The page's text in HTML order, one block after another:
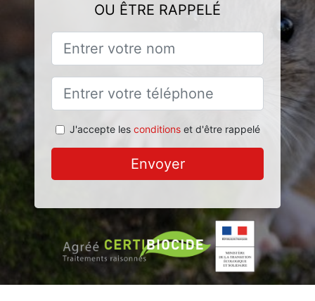
OU ÊTRE RAPPELÉ
J'accepte les conditionset d'être rappelé
Envoyer